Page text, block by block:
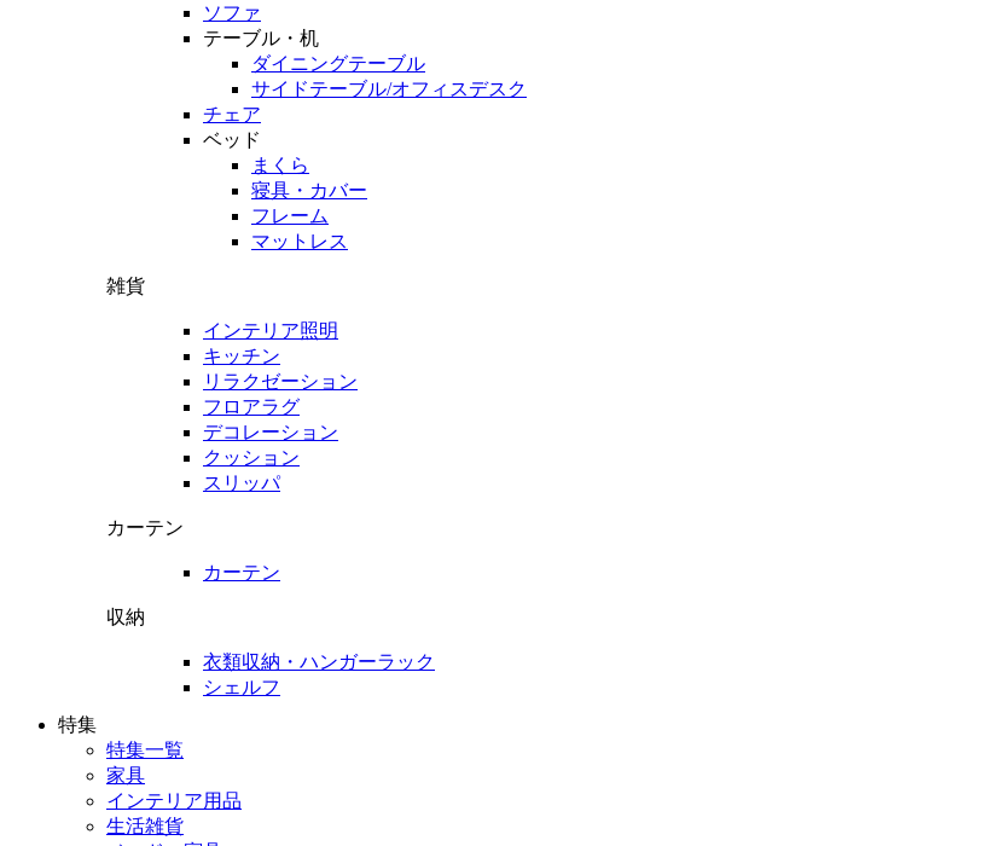
ソファ
テーブル・机
ダイニングテーブル
サイドテーブル/オフィスデスク
チェア
ベッド
まくら
寝具・カバー
フレーム
マットレス
雑貨
インテリア照明
キッチン
リラクゼーション
フロアラグ
デコレーション
クッション
スリッパ
カーテン
カーテン
収納
衣類収納・ハンガーラック
シェルフ
特集
特集一覧
家具
インテリア用品
生活雑貨